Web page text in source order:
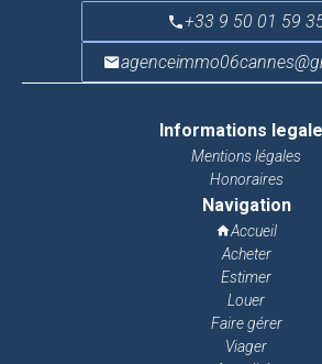
+33 9 50 01 59
Informations
Mentions légales
Honoraires
Navigation
Accueil
Acheter
Estimer
Louer
Faire gérer
Viager